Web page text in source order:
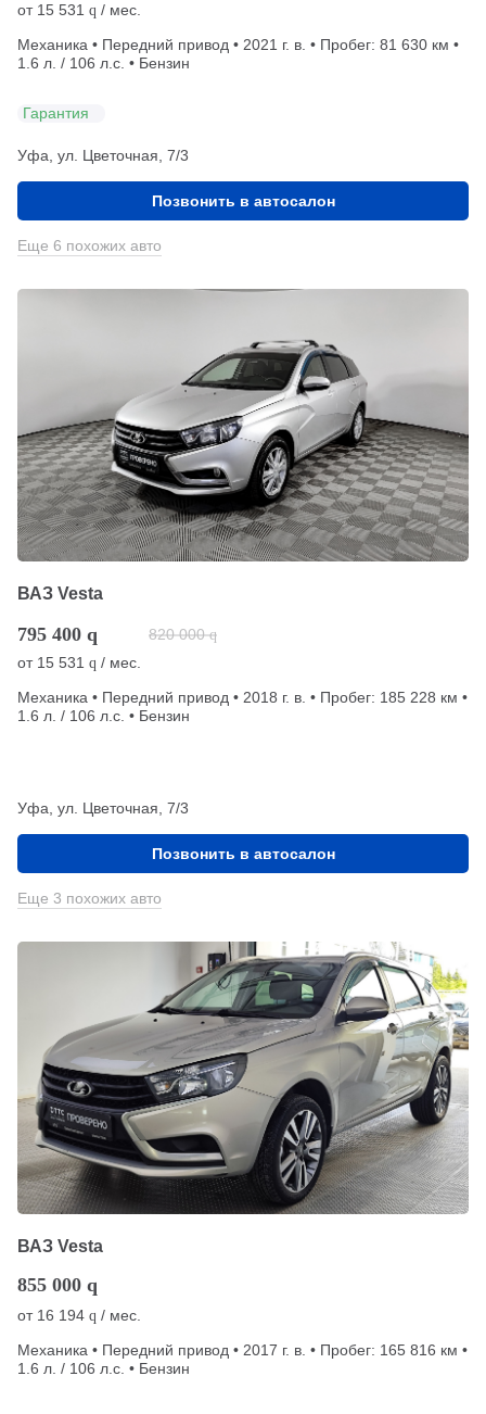
от 15 531 q / мес.
Механика • Передний привод • 2021 г. в. • Пробег: 81 630 км •
1.6 л. / 106 л.с. • Бензин
Гарантия
Уфа, ул. Цветочная, 7/3
Позвонить в автосалон
Еще 6 похожих авто
ВАЗ Vesta
795 400 q 820 000 q
от 15 531 q / мес.
Механика • Передний привод • 2018 г. в. • Пробег: 185 228 км •
1.6 л. / 106 л.с. • Бензин
Уфа, ул. Цветочная, 7/3
Позвонить в автосалон
Еще 3 похожих авто
ВАЗ Vesta
855 000 q
от 16 194 q / мес.
Механика • Передний привод • 2017 г. в. • Пробег: 165 816 км •
1.6 л. / 106 л.с. • Бензин